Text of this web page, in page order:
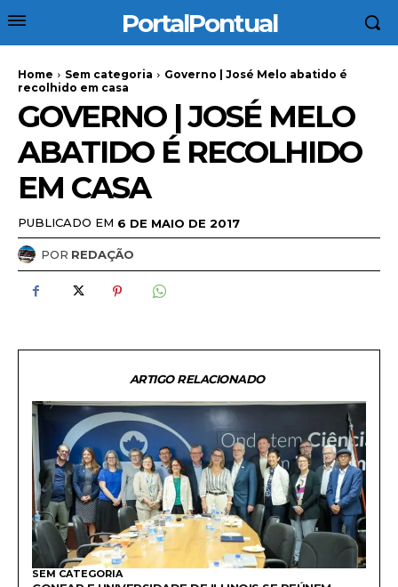
PortalPontual
Home Sem categoria
Governo | José Melo abatido é
recolhido em casa
GOVERNO | JOSÉ MELO
ABATIDO É RECOLHIDO
EM CASA
PUBLICADO EM 6 DE MAIO DE 2017
POR REDAÇÃO
ARTIGO RELACIONADO
SEM CATEGORIA